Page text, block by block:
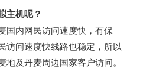
主机呢？
国内网民访问速度快，有保
访问速度快线路也稳定，所以
及丹麦周边国家客户访问。